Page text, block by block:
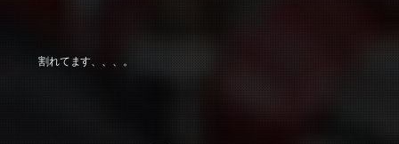
割れてます、、、。